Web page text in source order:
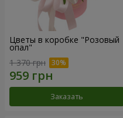
Цветы в коробке "Розовый
опал"
1 370 грн
Заказать